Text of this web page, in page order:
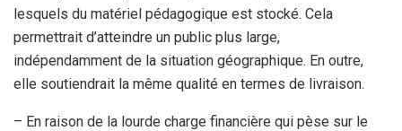
lesquels du matériel pédagogique est stocké. Cela
permettrait d’atteindre un public plus large,
indépendamment de la situation géographique. En outre,
elle soutiendrait la même qualité en termes de livraison.
– En raison de la lourde charge financière qui pèse sur le